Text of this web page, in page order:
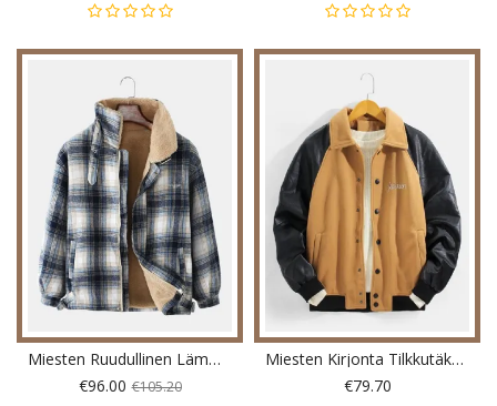
Miesten Ruudullinen Lämmin Fleecevuorattu Paksu Tasku Pitkähihainen Takki
€96.00 €105.20
Miesten Kirjonta Tilkkutäkki Raglan Sleeves Villainen Takki Taskulla
€79.70